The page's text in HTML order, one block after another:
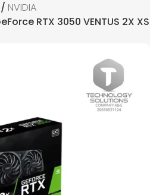
/ NVIDIA
RTX 3050 VENTUS 2X XS